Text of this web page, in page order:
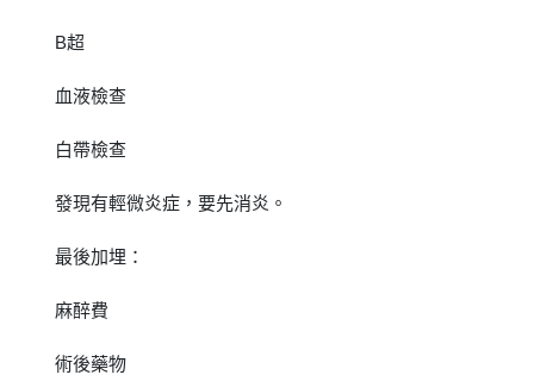
B超
血液檢查
白帶檢查
發現有輕微炎症，要先消炎。
最後加埋：
麻醉費
術後藥物